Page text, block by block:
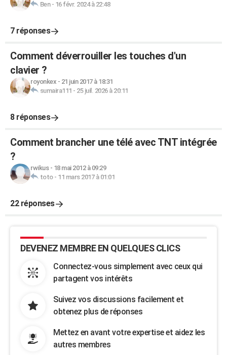
Ben- 16 févr. 2024 à 22:48
7 réponses
Comment déverrouiller les touches d'un
clavier ?
royonkex - 21 juin 2017 à 18:31
sumaira111 - 25 juil. 2026 à 20:11
8 réponses
Comment brancher une télé avec TNT intégrée
?
rwikus- 18 mai 2012 à 09:29
toto- 11 mars 2017 à 01:01
22 réponses
DEVENEZ MEMBRE EN QUELQUES CLICS
Connectez-vous simplement avec ceux qui
partagent vos intérêts
Suivez vos discussions facilement et
obtenez plus de réponses
Mettez en avant votre expertise et aidez les
autres membres